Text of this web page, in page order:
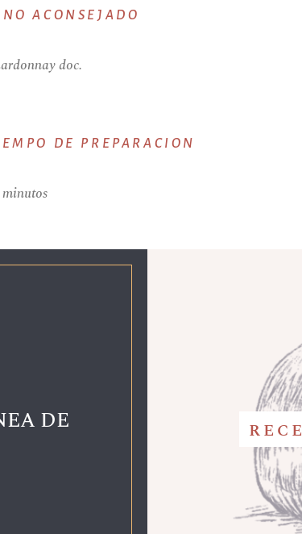
ACONSEJADO
doc.
DE PREPARACION
DE